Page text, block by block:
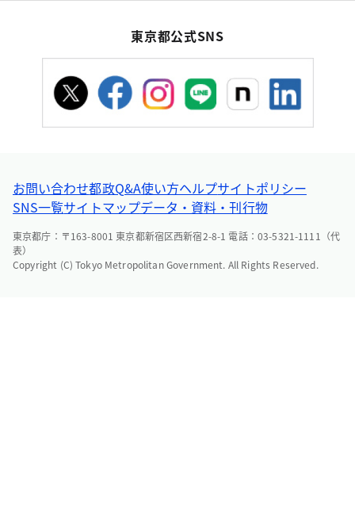
東京都公式SNS
お問い合わせ都政Q&A使い方ヘルプサイトポリシー
SNS一覧サイトマップデータ・資料・刊行物
東京都庁：〒163-8001 東京都新宿区西新宿2-8-1 電話：03-5321-1111（代
表）
Copyright (C) Tokyo Metropolitan Government. All Rights Reserved.